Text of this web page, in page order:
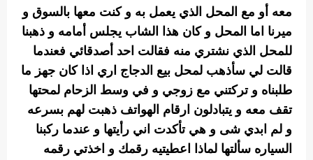
معه أو مع المحل الذي يعمل به و كنت معها بالسوق و
ميرنا اما المحل و كان هذا الشاب يجلس أمامه و ذهبنا
للمحل الذي نشتري منه فقالت احد أصدقائي فعندما
قالت لي سأذهب لمحل بيع الدجاج اري اذا كان جهز ما
طلبناه و تركتني مع زوجي و في وسط الزحام لمحتها
تقف معه و يتبادلون ارقام الهواتف ذهبت لهم بسرعه
و لم ابدي شى و هي تأكدت اني رأيتها و عندما ركبنا
السياره سألتها لماذا اعطيتيه رقمك و اخذتي رقمه